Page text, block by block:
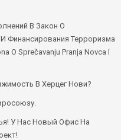
В Закон О
Финансирования Терроризма
O Sprečavanju Pranja Novca I
В Херцег Нови?
У Нас Новый Офис На